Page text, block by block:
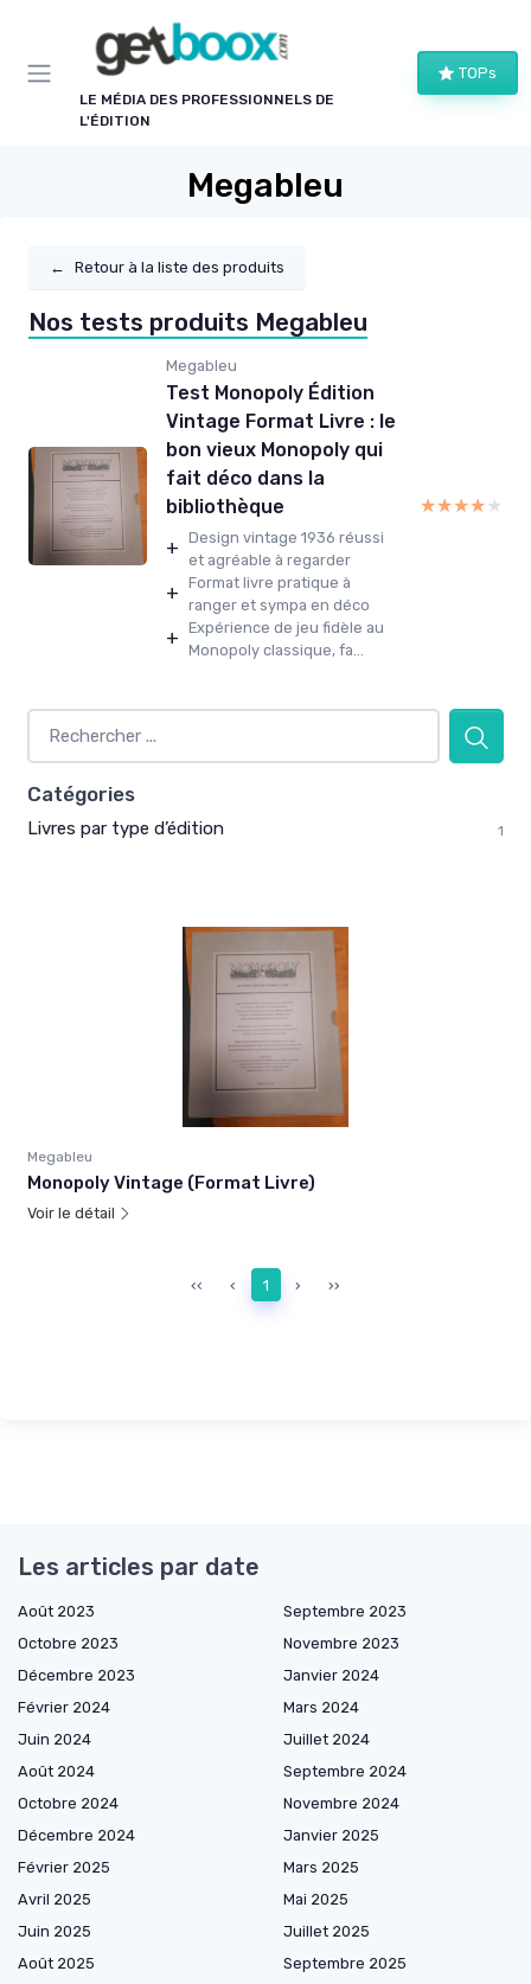
LE MÉDIA DES PROFESSIONNELS DE
L'ÉDITION
TOPs
Megableu
← Retour à la liste des produits
Nos tests produits Megableu
Megableu
Test Monopoly Édition
Vintage Format Livre : le
bon vieux Monopoly qui
fait déco dans la
bibliothèque
+ Design vintage 1936 réussi
et agréable à regarder
+ Format livre pratique à
ranger et sympa en déco
+ Expérience de jeu fidèle au
Monopoly classique, fa...
★★★★★
★★★★★
Catégories
Livres par type d’édition 1
Megableu
Monopoly Vintage (Format Livre)
Voir le détail
‹‹ ‹ 1 › ››
Les articles par date
Août 2023
Septembre 2023
Octobre 2023
Novembre 2023
Décembre 2023
Janvier 2024
Février 2024
Mars 2024
Juin 2024
Juillet 2024
Août 2024
Septembre 2024
Octobre 2024
Novembre 2024
Décembre 2024
Janvier 2025
Février 2025
Mars 2025
Avril 2025
Mai 2025
Juin 2025
Juillet 2025
Août 2025
Septembre 2025